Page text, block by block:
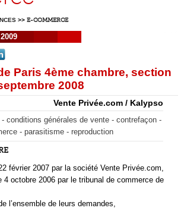
>> E-COMMERCE
2009
Paris 4ème chambre, section
2008
Vente Privée.com / Kalypso
conditions générales de vente - contrefaçon -
- parasitisme - reproduction
février 2007 par la société Vente Privée.com,
4 octobre 2006 par le tribunal de commerce de
l’ensemble de leurs demandes,